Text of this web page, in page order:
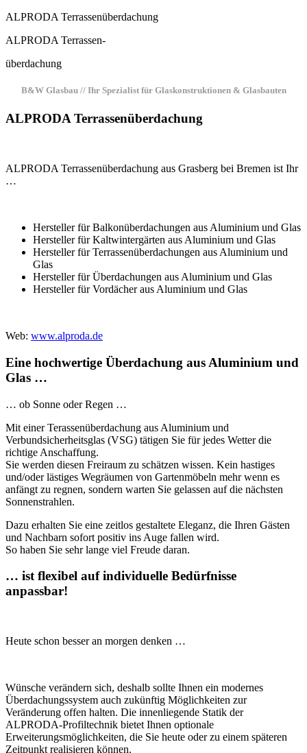
ALPRODA Terrassenüberdachung
ALPRODA Terrassen-
überdachung
B&W Glasbau // Ihr Spezialist für Glaskonstruktionen & Glasbauten
ALPRODA Terrassenüberdachung
ALPRODA Terrassenüberdachung aus Grasberg bei Bremen ist Ihr
…
Hersteller für Balkonüberdachungen aus Aluminium und Glas
Hersteller für Kaltwintergärten aus Aluminium und Glas
Hersteller für Terrassenüberdachungen aus Aluminium und
Glas
Hersteller für Überdachungen aus Aluminium und Glas
Hersteller für Vordächer aus Aluminium und Glas
Web: www.alproda.de
Eine hochwertige Überdachung aus Aluminium und
Glas …
… ob Sonne oder Regen …
Mit einer Terassenüberdachung aus Aluminium und
Verbundsicherheitsglas (VSG) tätigen Sie für jedes Wetter die
richtige Anschaffung.
Sie werden diesen Freiraum zu schätzen wissen. Kein hastiges
und/oder lästiges Wegräumen von Gartenmöbeln mehr wenn es
anfängt zu regnen, sondern warten Sie gelassen auf die nächsten
Sonnenstrahlen.
Dazu erhalten Sie eine zeitlos gestaltete Eleganz, die Ihren Gästen
und Nachbarn sofort positiv ins Auge fallen wird.
So haben Sie sehr lange viel Freude daran.
… ist flexibel auf individuelle Bedürfnisse
anpassbar!
Heute schon besser an morgen denken …
Wünsche verändern sich, deshalb sollte Ihnen ein modernes
Überdachungssystem auch zukünftig Möglichkeiten zur
Veränderung offen halten. Die innenliegende Statik der
ALPRODA-Profiltechnik bietet Ihnen optionale
Erweiterungsmöglichkeiten, die Sie heute oder zu einem späteren
Zeitpunkt realisieren können.